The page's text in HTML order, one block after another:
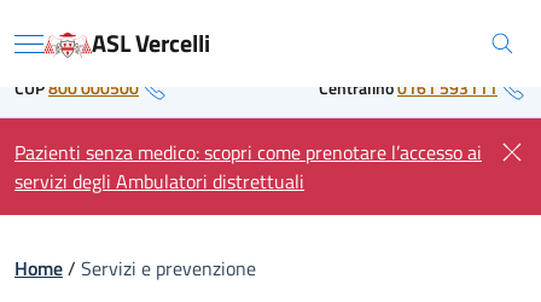
to Regione Piemonte
Menu ASL Vercelli
CUP800 000500 Centralino0161 593111
Pazienti senza medico: scopri come prenotare l’accesso ai
servizi degli Ambulatori distrettuali
Home/ Servizi e prevenzione